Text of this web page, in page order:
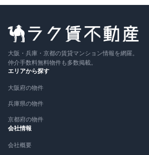
大阪・兵庫・京都の賃貸マンション情報を網羅。
仲介手数料無料物件も多数掲載。
エリアから探す
大阪府の物件
兵庫県の物件
京都府の物件
会社情報
会社概要